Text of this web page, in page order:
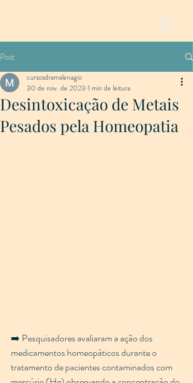
Post
Desintoxicação de Metais
Pesados pela Homeopatia
cursosdramalenagio
30 de nov. de 2023 1 min de leitura
➡️ Pesquisadores avaliaram a ação dos
medicamentos homeopáticos durante o
tratamento de pacientes contaminados com